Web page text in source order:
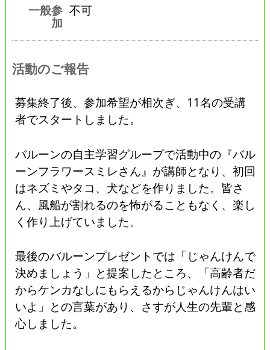
一般参
加
不可
活動のご報告
募集終了後、参加希望が相次ぎ、11名の受講
者でスタートしました。
バルーンの自主学習グループで活動中の『バル
ーンフラワースミレさん』が講師となり、初回
はネズミやタコ、犬などを作りました。皆さ
ん、風船が割れるのを怖がることもなく、楽し
く作り上げていました。
最後のバルーンプレゼントでは「じゃんけんで
決めましょう」と提案したところ、「高齢者だ
からケンカなしにもらえるからじゃんけんはい
いよ」との言葉があり、さすが人生の先輩と感
心しました。